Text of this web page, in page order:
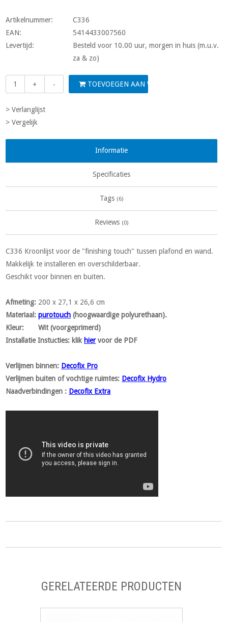
Artikelnummer:
C336
EAN:
5414433007560
Levertijd:
Besteld voor 10.00 uur, morgen in huis (m.u.v.
za & zo)
+ - TOEVOEGEN AAN WINKELWAGEN
> Verlanglijst
> Vergelijk
Informatie
Specificaties
Tags (6)
Reviews (0)
C336 Kroonlijst voor de "finishing touch" tussen plafond en wand.
Makkelijk te installeren en overschilderbaar.
Geschikt voor binnen en buiten.
Afmeting: 200 x 27,1 x 26,6 cm
Materiaal :purotouch (hoogwaardige polyurethaan).
Kleur: Wit (voorgeprimerd)
Installatie Instucties: klik hiervoor de PDF
Verlijmen binnen: Decofix Pro
Verlijmen buiten of vochtige ruimtes: Decofix Hydro
Naadverbindingen : Decofix Extra
GERELATEERDE PRODUCTEN